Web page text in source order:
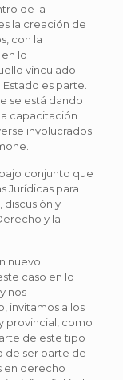
de la
la creación de
con la
lo
vinculado
es parte.
se está dando
capacitación
involucrados
conjunto que
Jurídicas para
y
y la
nuevo
caso en lo
nos
invitamos a los
provincial, como
de este tipo
de ser parte de
en derecho